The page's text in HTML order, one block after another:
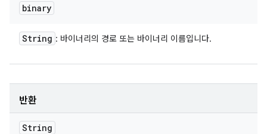
binary
String : 바이너리의 경로 또는 바이너리 이름입니다.
반환
String